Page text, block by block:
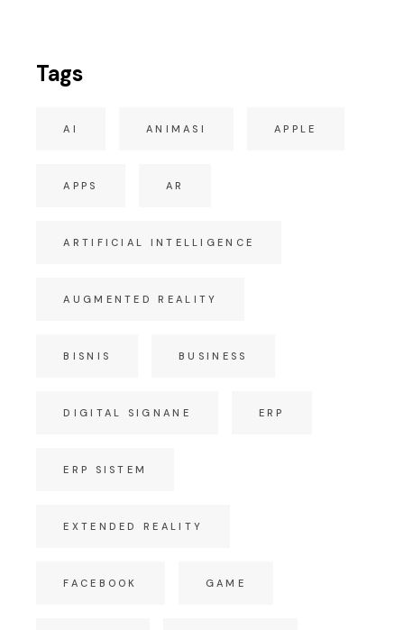
Tags
AI ANIMASI APPLE
APPS AR
ARTIFICIAL INTELLIGENCE
AUGMENTED REALITY
BISNIS BUSINESS
DIGITAL SIGNANE ERP
ERP SISTEM
EXTENDED REALITY
FACEBOOK GAME